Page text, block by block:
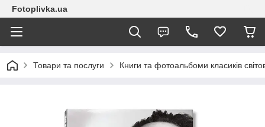
Fotoplivka.ua
Товари та послуги Книги та фотоальбоми класиків